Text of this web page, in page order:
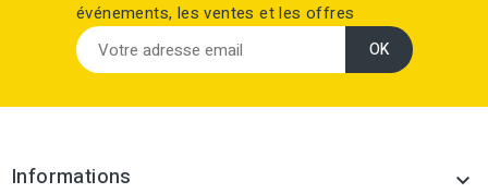
événements, les ventes et les offres
Informations 